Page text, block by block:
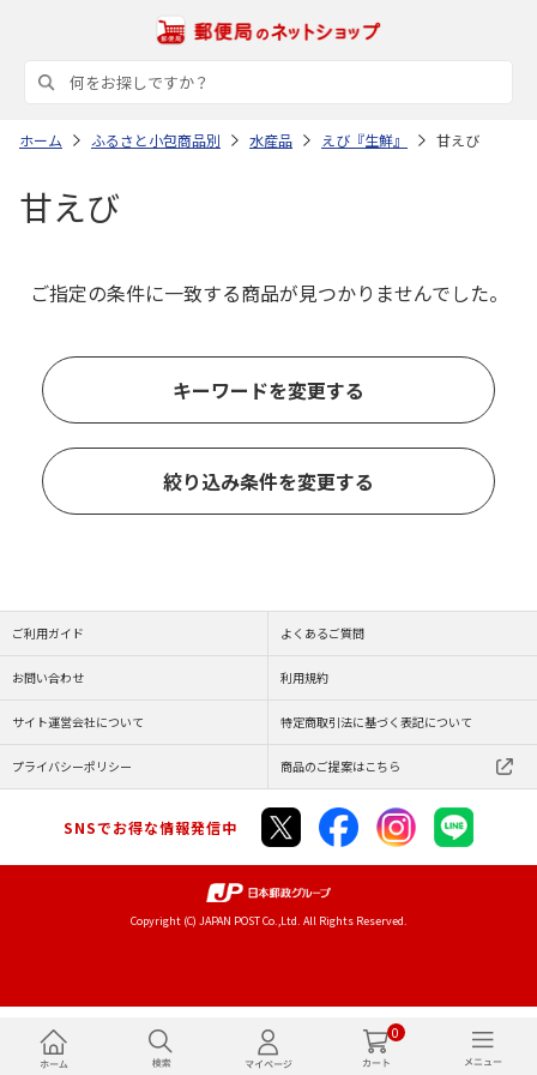
0
ホーム ふるさと小包商品別 水産品 えび『生鮮』 甘えび
甘えび
ご指定の条件に一致する商品が見つかりませんでした。
キーワードを変更する
絞り込み条件を変更する
ご利用ガイド よくあるご質問
お問い合わせ 利用規約
サイト運営会社について 特定商取引法に基づく表記について
プライバシーポリシー 商品のご提案はこちら
SNSでお得な情報発信中
Copyright (C) JAPAN POST Co.,Ltd. All Rights Reserved.